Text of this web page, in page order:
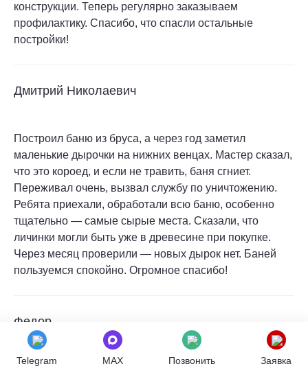
конструкции. Теперь регулярно заказываем
профилактику. Спасибо, что спасли остальные
постройки!
Дмитрий Николаевич
Построил баню из бруса, а через год заметил
маленькие дырочки на нижних венцах. Мастер сказал,
что это короед, и если не травить, баня сгниет.
Переживал очень, вызвал службу по уничтожению.
Ребята приехали, обработали всю баню, особенно
тщательно — самые сырые места. Сказали, что
личинки могли быть уже в древесине при покупке.
Через месяц проверили — новых дырок нет. Баней
пользуемся спокойно. Огромное спасибо!
Федор
Купили старый деревянный дом в деревне, а через
Telegram MAX Позвонить Заявка